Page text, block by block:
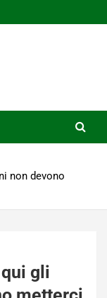
non devono
gli